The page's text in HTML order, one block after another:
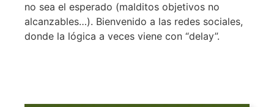
no sea el esperado (malditos objetivos no
alcanzables…). Bienvenido a las redes sociales,
donde la lógica a veces viene con “delay”.